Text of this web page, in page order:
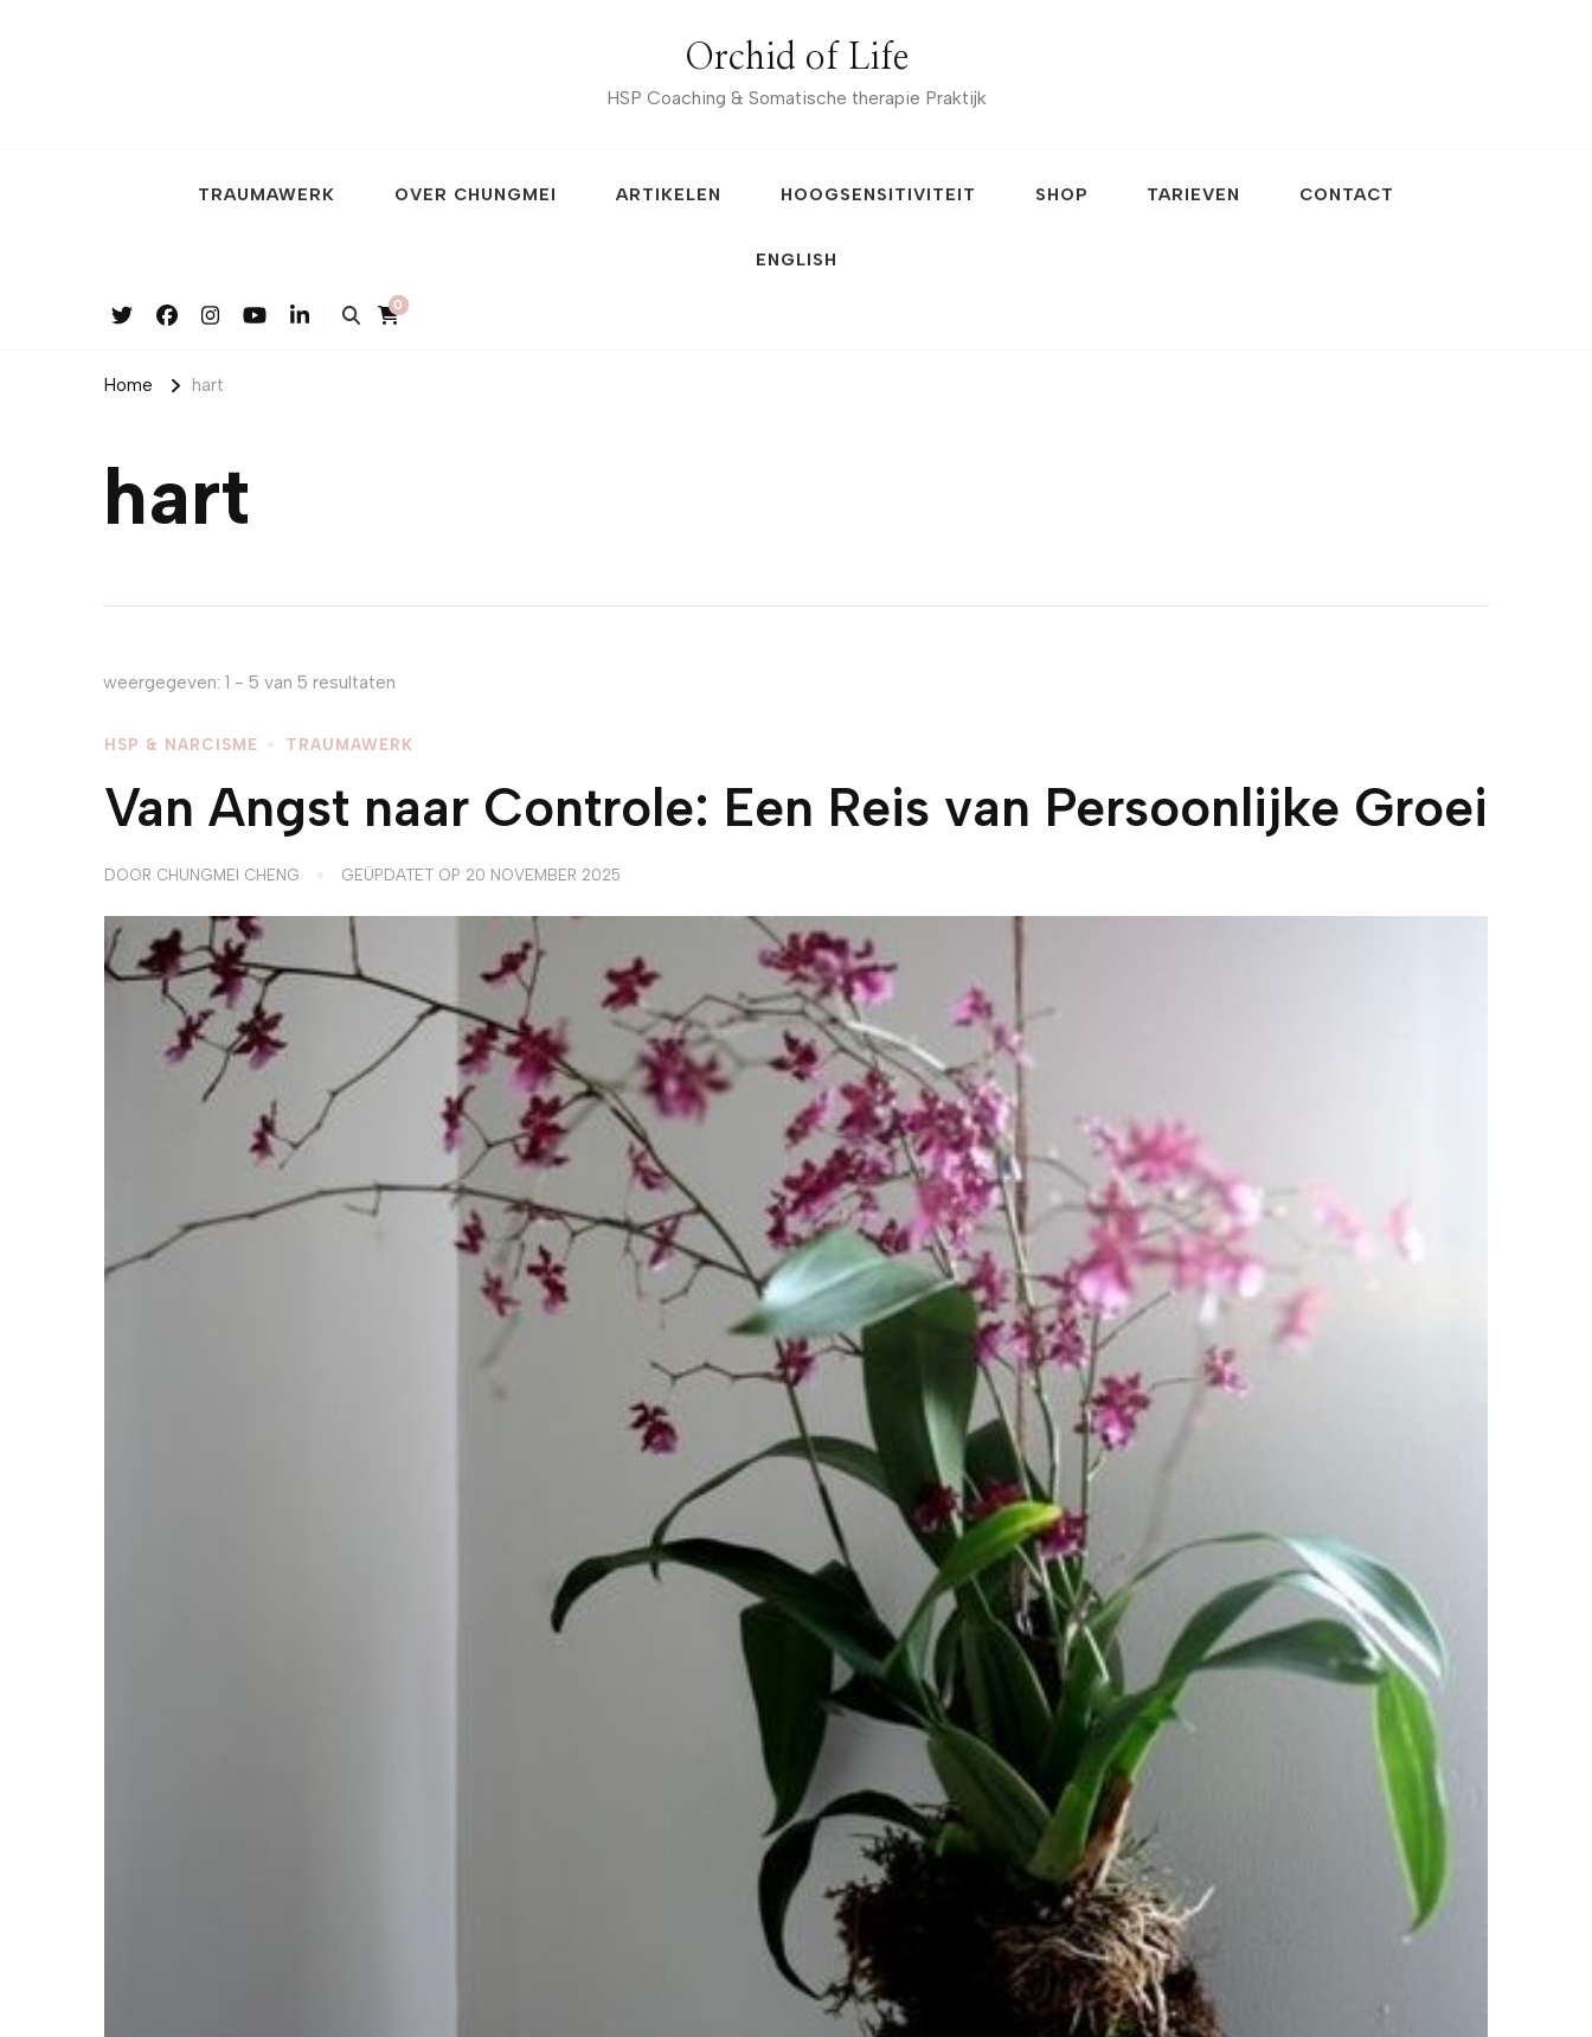
Orchid of Life
HSP Coaching & Somatische therapie Praktijk
TRAUMAWERK OVER CHUNGMEI ARTIKELEN HOOGSENSITIVITEIT SHOP TARIEVEN CONTACT
ENGLISH
0
Home hart
hart
weergegeven: 1 - 5 van 5 resultaten
HSP & NARCISME TRAUMAWERK
Van Angst naar Controle: Een Reis van Persoonlijke Groei
DOOR CHUNGMEI CHENG GEÜPDATET OP 20 NOVEMBER 2025